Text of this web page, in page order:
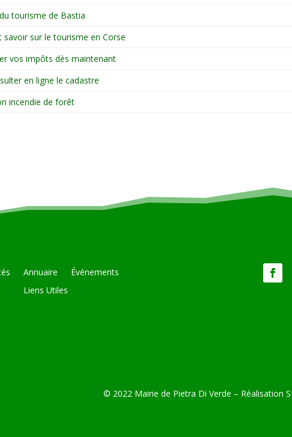
tourisme de Bastia
savoir sur le tourisme en Corse
vos impôts dès maintenant
en ligne le cadastre
incendie de forêt
Annuaire
Événements
Liens Utiles
© 2022 Mairie de Pietra Di Verde – Réalisation